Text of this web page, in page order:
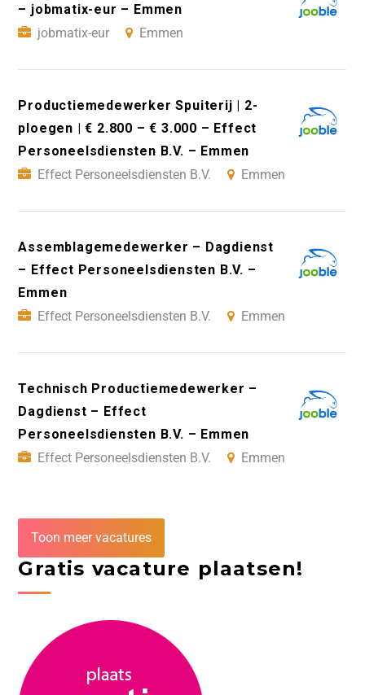
– jobmatix-eur – Emmen
jobmatix-eur
Emmen
Productiemedewerker Spuiterij | 2-
ploegen | € 2.800 – € 3.000 – Effect
Personeelsdiensten B.V. – Emmen
Effect Personeelsdiensten B.V.
Emmen
Assemblagemedewerker – Dagdienst
– Effect Personeelsdiensten B.V. –
Emmen
Effect Personeelsdiensten B.V.
Emmen
Technisch Productiemedewerker –
Dagdienst – Effect
Personeelsdiensten B.V. – Emmen
Effect Personeelsdiensten B.V.
Emmen
Toon meer vacatures
Gratis vacature plaatsen!